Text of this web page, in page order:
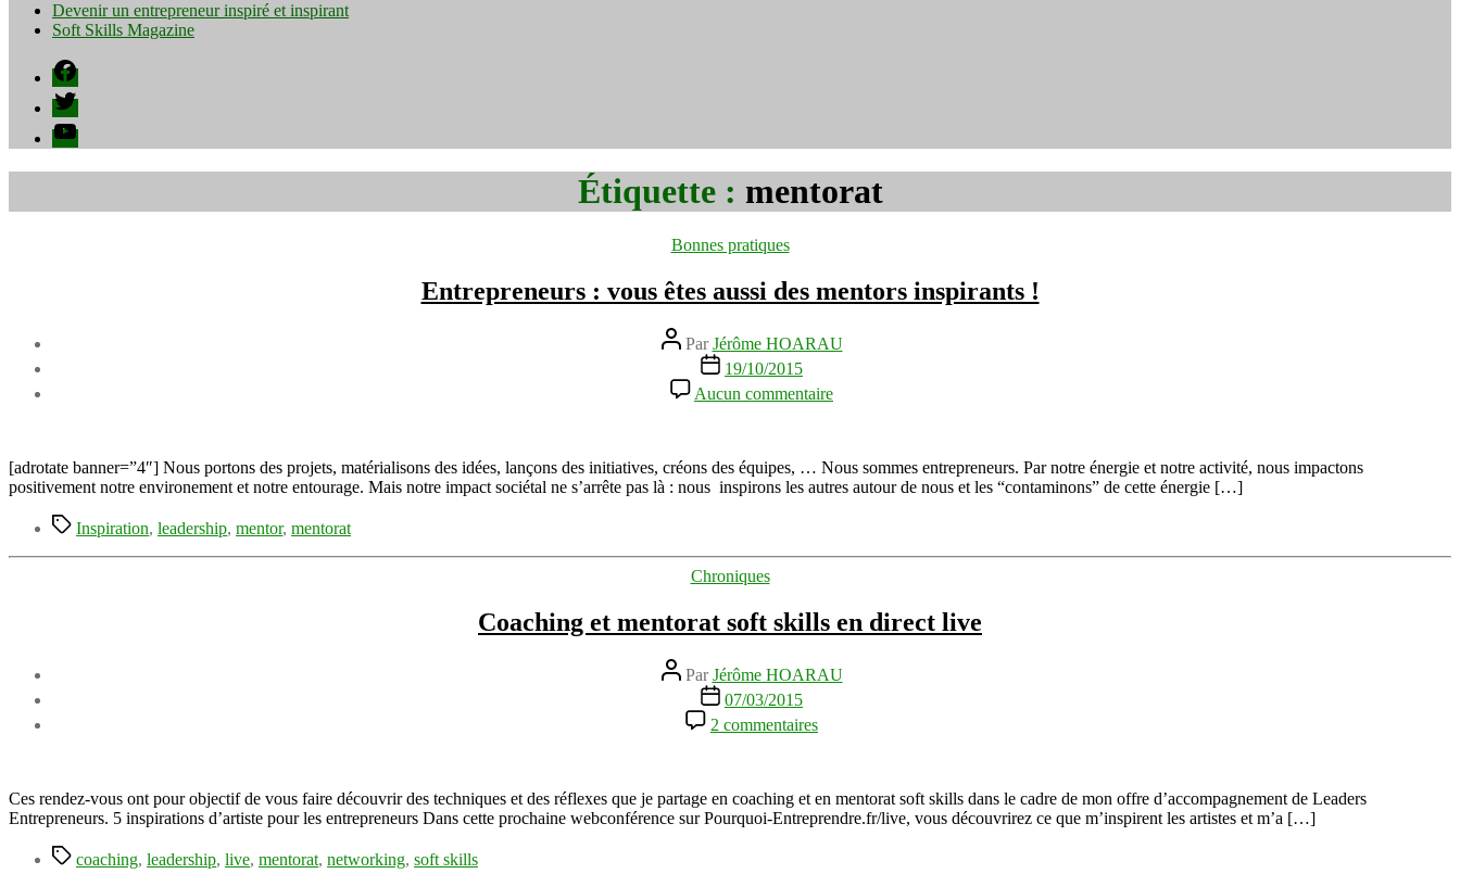
Devenir un entrepreneur inspiré et inspirant
Soft Skills Magazine
Facebook
Twitter
YouTube
Étiquette : mentorat
Catégories
Bonnes pratiques
Entrepreneurs : vous êtes aussi des mentors inspirants !
Auteur
de
l’article
ParJérôme HOARAU
Date
l’article
19/10/2015
Aucun commentaire
Entrepreneurs
êtes
aussi
!
[adrotate banner=”4″] Nous portons des projets, matérialisons des idées, lançons des initiatives, créons des équipes, … Nous sommes entrepreneurs. Par notre énergie et notre activité, nous impactons
positivement notre environement et notre entourage. Mais notre impact sociétal ne s’arrête pas là : nous inspirons les autres autour de nous et les “contaminons” de cette énergie […]
Étiquettes
Inspiration, leadership, mentor, mentorat
Catégories
Chroniques
Coaching et mentorat soft skills en direct live
Auteur
de
l’article
ParJérôme HOARAU
Date
de
l’article
07/03/2015
2 commentaires
Coaching
soft
skills
Ces rendez-vous ont pour objectif de vous faire découvrir des techniques et des réflexes que je partage en coaching et en mentorat soft skills dans le cadre de mon offre d’accompagnement de Leaders
Entrepreneurs. 5 inspirations d’artiste pour les entrepreneurs Dans cette prochaine webconférence sur Pourquoi-Entreprendre.fr/live, vous découvrirez ce que m’inspirent les artistes et m’a […]
Étiquettes
coaching, leadership, live, mentorat, networking, soft skills